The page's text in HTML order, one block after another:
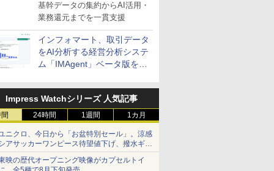
基幹データの集約からAI活用・
業務還元までを一貫支援
インフォマート、取引データ
をAI分析する経営分析システ
ム「IMAgent」ベータ版を提
Impress Watchシリーズ 人気記事
24時間 1週間 1カ月
ニクロ、今日から「お盆特別セール」。涼感
アサッカーワンピース待望値下げ、撥水ギア
ョーツは1990円に
映の歴代オープニング映像がカプセルトイ